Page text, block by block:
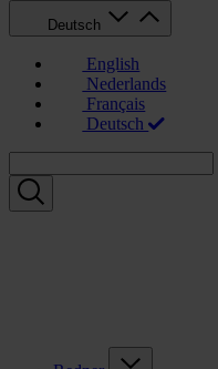
Deutsch
English
Nederlands
Français
Deutsch